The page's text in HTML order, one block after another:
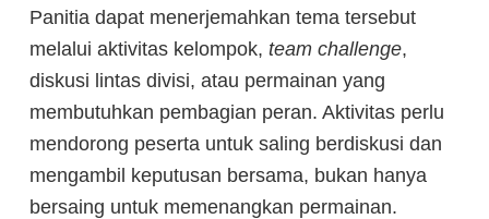
Panitia dapat menerjemahkan tema tersebut
melalui aktivitas kelompok, team challenge,
diskusi lintas divisi, atau permainan yang
membutuhkan pembagian peran. Aktivitas perlu
mendorong peserta untuk saling berdiskusi dan
mengambil keputusan bersama, bukan hanya
bersaing untuk memenangkan permainan.